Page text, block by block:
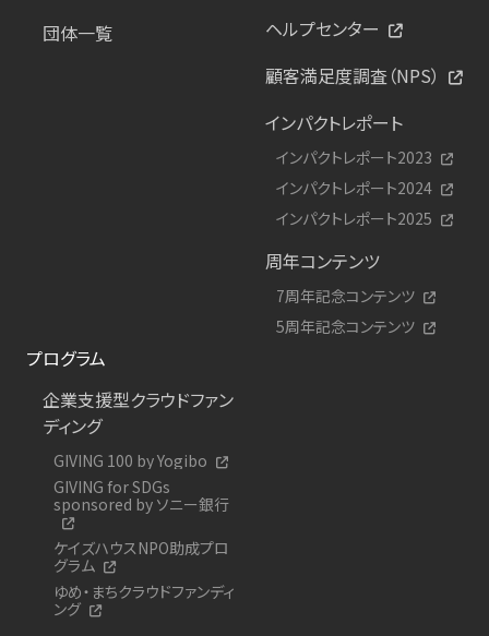
団体一覧
ヘルプセンター
顧客満足度調査（NPS）
インパクトレポート
インパクトレポート2023
インパクトレポート2024
インパクトレポート2025
周年コンテンツ
7周年記念コンテンツ
5周年記念コンテンツ
プログラム
企業支援型クラウドファン
ディング
GIVING 100 by Yogibo
GIVING for SDGs
sponsored by ソニー銀行
ケイズハウスNPO助成プロ
グラム
ゆめ・まちクラウドファンディ
ング